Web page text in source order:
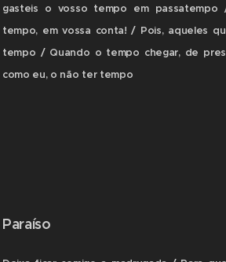
gasteis o vosso tempo em passatempo
tempo, em vossa conta! / Pois, aqueles
tempo / Quando o tempo chegar, de
como eu, o não ter tempo
Paraíso